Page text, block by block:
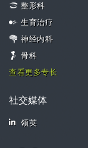
整形科
生育治疗
神经内科
骨科
查看更多专长
社交媒体
领英